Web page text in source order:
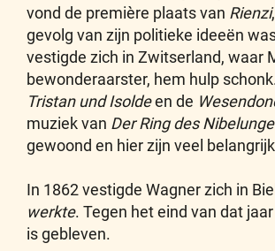
vond de première plaats van Rienzi
gevolg van zijn politieke ideeën
vestigde zich in Zwitserland, waar
bewonderaarster, hem hulp
Tristan und Isoldeen de
muziek van Der Ring des
gewoond en hier zijn veel
In 1862 vestigde Wagner zich in
werkte. Tegen het eind van dat
is gebleven.